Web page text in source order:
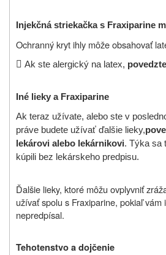
Injekčná striekačka s Fraxiparine
Ochranný kryt ihly môže obsahovať
 Ak ste alergický na latex,
Iné lieky a Fraxiparine
Ak teraz užívate, alebo ste v
práve budete užívať ďalšie lieky,
lekárovi alebo lekárnikovi. Týka sa
kúpili bez lekárskeho predpisu.
Ďalšie lieky, ktoré môžu ovplyvniť
užívať spolu s Fraxiparine, pokiaľ
nepredpísal.
Tehotenstvo a dojčenie